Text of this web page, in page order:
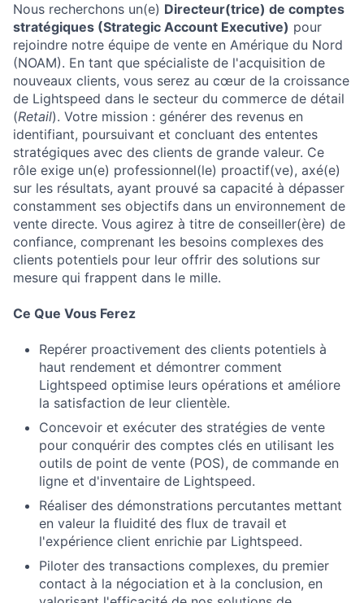
Nous recherchons un(e) Directeur(trice) de comptes
stratégiques (Strategic Account Executive) pour
rejoindre notre équipe de vente en Amérique du Nord
(NOAM). En tant que spécialiste de l'acquisition de
nouveaux clients, vous serez au cœur de la croissance
de Lightspeed dans le secteur du commerce de détail
(Retail). Votre mission : générer des revenus en
identifiant, poursuivant et concluant des ententes
stratégiques avec des clients de grande valeur. Ce
rôle exige un(e) professionnel(le) proactif(ve), axé(e)
sur les résultats, ayant prouvé sa capacité à dépasser
constamment ses objectifs dans un environnement de
vente directe. Vous agirez à titre de conseiller(ère) de
confiance, comprenant les besoins complexes des
clients potentiels pour leur offrir des solutions sur
mesure qui frappent dans le mille.
Ce Que Vous Ferez
Repérer proactivement des clients potentiels à
haut rendement et démontrer comment
Lightspeed optimise leurs opérations et améliore
la satisfaction de leur clientèle.
Concevoir et exécuter des stratégies de vente
pour conquérir des comptes clés en utilisant les
outils de point de vente (POS), de commande en
ligne et d'inventaire de Lightspeed.
Réaliser des démonstrations percutantes mettant
en valeur la fluidité des flux de travail et
l'expérience client enrichie par Lightspeed.
Piloter des transactions complexes, du premier
contact à la négociation et à la conclusion, en